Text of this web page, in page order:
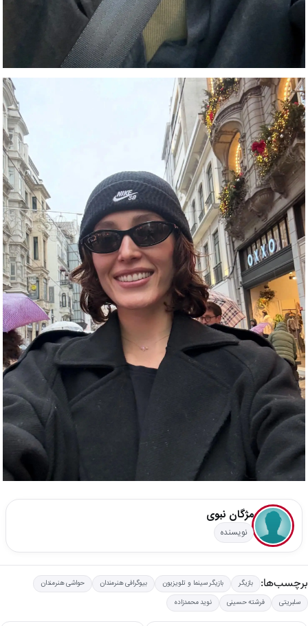
مژگان نبوی
نویسنده
برچسب‌ها: بازیگر بازیگر سینما و تلویزیون بیوگرافی هنرمندان
حواشی هنرمندان
سلبریتی
فرشته حسینی نوید محمدزاده